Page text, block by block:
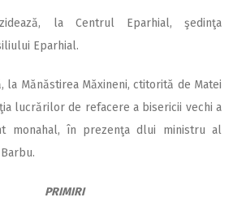
la Centrul Eparhial, şedinţa
Eparhial.
la Mănăstirea Măxineni, ctitorită de Matei
lucrărilor de refacere a bisericii vechi a
monahal, în prezenţa dlui ministru al
PRIMIRI